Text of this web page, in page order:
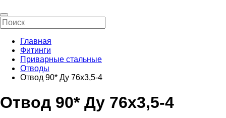
Главная
Фитинги
Приварные стальные
Отводы
Отвод 90* Ду 76х3,5-4
Отвод 90* Ду 76х3,5-4